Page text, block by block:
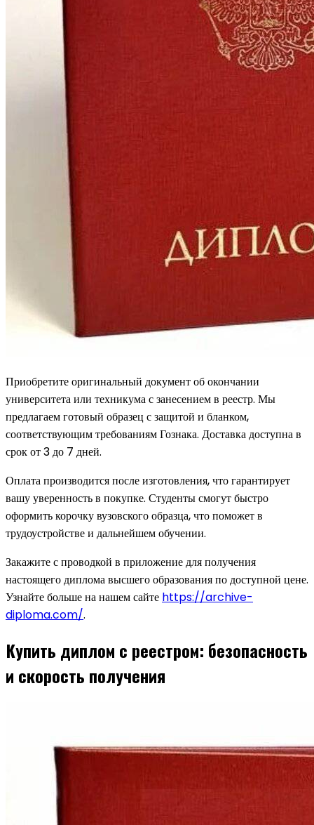
Приобретите оригинальный документ об окончании
университета или техникума с занесением в реестр. Мы
предлагаем готовый образец с защитой и бланком,
соответствующим требованиям Гознака. Доставка доступна в
срок от 3 до 7 дней.
Оплата производится после изготовления, что гарантирует
вашу уверенность в покупке. Студенты смогут быстро
оформить корочку вузовского образца, что поможет в
трудоустройстве и дальнейшем обучении.
Закажите с проводкой в приложение для получения
настоящего диплома высшего образования по доступной цене.
Узнайте больше на нашем сайте https://archive-
diploma.com/.
Купить диплом с реестром: безопасность
и скорость получения